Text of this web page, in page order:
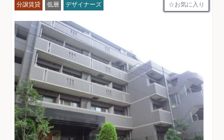
分譲賃貸 低層 デザイナーズ お気に入り